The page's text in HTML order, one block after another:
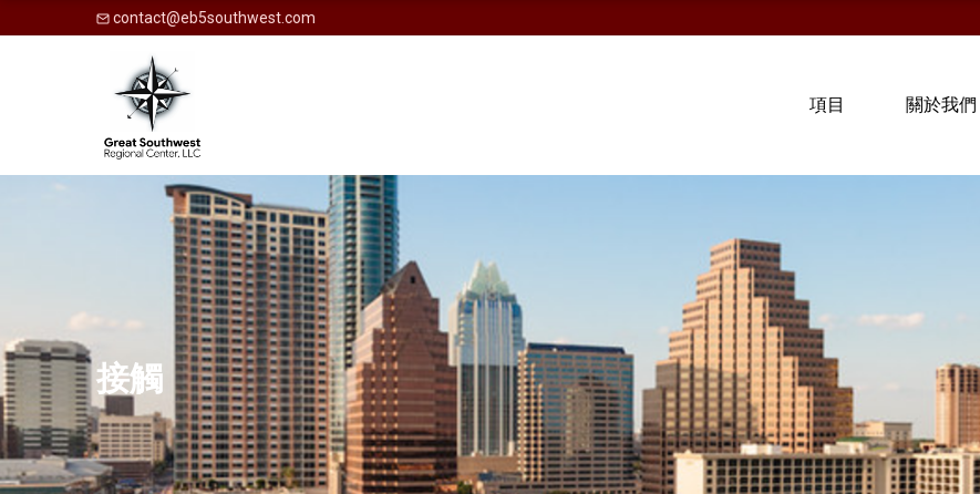
contact@eb5southwest.com
項目 關於我們
接觸